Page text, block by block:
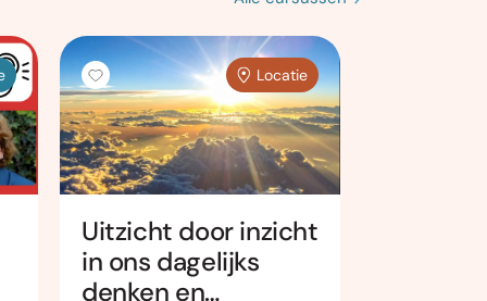
Locatie
Uitzicht door inzicht
in ons dagelijks
denken en